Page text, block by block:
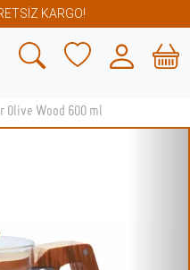
KARGO!
Olive Wood 600 ml